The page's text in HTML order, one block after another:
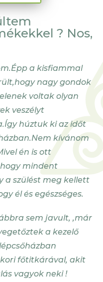
? Nos,
a kisfiammal
nagy gondok
voltak olyan
veszélyt
húztuk ki az időt
kívánom
én is ott
mindent
a szülést meg kellett
él és egészséges.
sem javult, ,már
a kezelő
főtitkárával, akit
vagyok neki !